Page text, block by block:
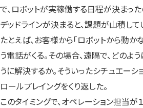
で、ロボットが実稼働する日程が決まった
デッドラインが決まると、課題が山積して
たとえば、お客様から「ロボットから動か
う電話がくる。その場合、遠隔で、どのよ
うに解決するか。そういったシチュエーシ
ロールプレイングをくり返した。
このタイミングで、オペレーション担当